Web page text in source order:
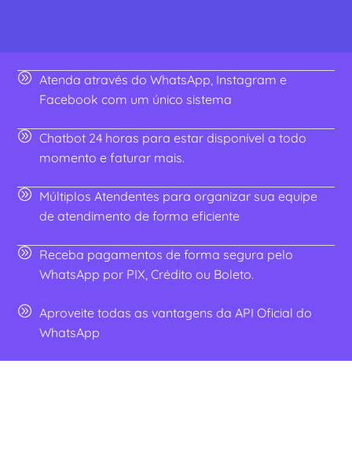
Atenda através do WhatsApp, Instagram e
Facebook com um único sistema
Chatbot 24 horas para estar disponível a todo
momento e faturar mais.
Múltiplos Atendentes para organizar sua equipe
de atendimento de forma eficiente
Receba pagamentos de forma segura pelo
WhatsApp por PIX, Crédito ou Boleto.
Aproveite todas as vantagens da API Oficial do
WhatsApp